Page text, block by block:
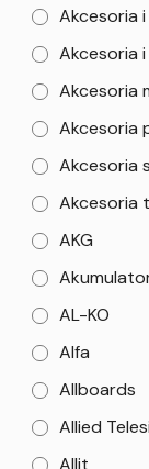
Akcesoria
Akcesoria
Akcesoria
Akcesoria
Akcesoria
Akcesoria
AKG
AL-KO
Alfa
Allboards
Allied
Allit